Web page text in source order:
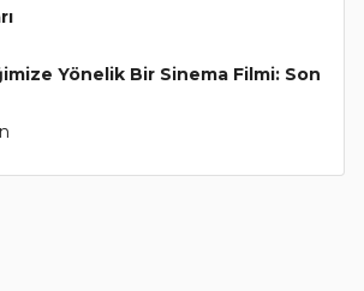
Yönelik Bir Sinema Filmi: Son